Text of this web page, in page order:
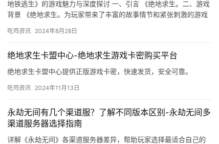
地铁逃生》的游戏魅力与深度探讨 一、引言 《绝地求生。二、游戏
背景 《绝地求生。为玩家带来了丰富的故事情节和紧张刺激的游戏
吃鸡资讯 2024年8月28日
绝地求生卡盟中心-绝地求生游戏卡密购买平台
绝地求生卡盟中心提供正版游戏卡密，快速发货，安全可靠。
吃鸡资讯 2024年11月13日
永劫无间有几个渠道服？了解不同版本区别-永劫无间多
渠道服务器选择指南
详解《永劫无间》各渠道服务器差异，帮助玩家选择最适合自己的